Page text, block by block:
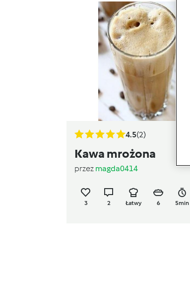
4.5(2)
Kawa mrożona
przez magda0414
3 2 Łatwy 6 5min